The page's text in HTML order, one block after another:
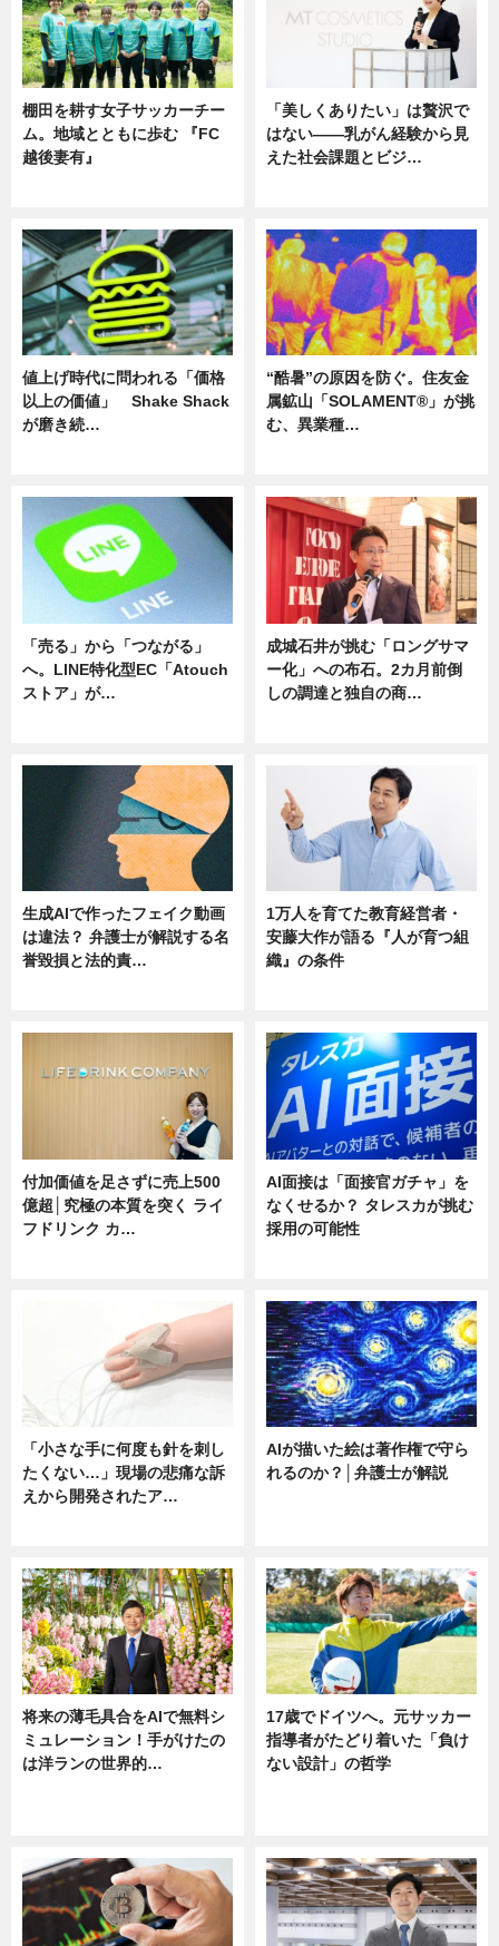
棚田を耕す女子サッカーチー
ム。地域とともに歩む 『FC
越後妻有』
「美しくありたい」は贅沢で
はない――乳がん経験から見
えた社会課題とビジ…
値上げ時代に問われる「価格
以上の価値」 Shake Shack
が磨き続…
“酷暑”の原因を防ぐ。住友金
属鉱山「SOLAMENT®」が挑
む、異業種…
「売る」から「つながる」
へ。LINE特化型EC「Atouch
ストア」が…
成城石井が挑む「ロングサマ
ー化」への布石。2カ月前倒
しの調達と独自の商…
生成AIで作ったフェイク動画
は違法？ 弁護士が解説する名
誉毀損と法的責…
1万人を育てた教育経営者・
安藤大作が語る『人が育つ組
織』の条件
付加価値を足さずに売上500
億超│究極の本質を突く ライ
フドリンク カ…
AI面接は「面接官ガチャ」を
なくせるか？ タレスカが挑む
採用の可能性
「小さな手に何度も針を刺し
たくない…」現場の悲痛な訴
えから開発されたア…
AIが描いた絵は著作権で守ら
れるのか？│弁護士が解説
将来の薄毛具合をAIで無料シ
ミュレーション！手がけたの
は洋ランの世界的…
17歳でドイツへ。元サッカー
指導者がたどり着いた「負け
ない設計」の哲学